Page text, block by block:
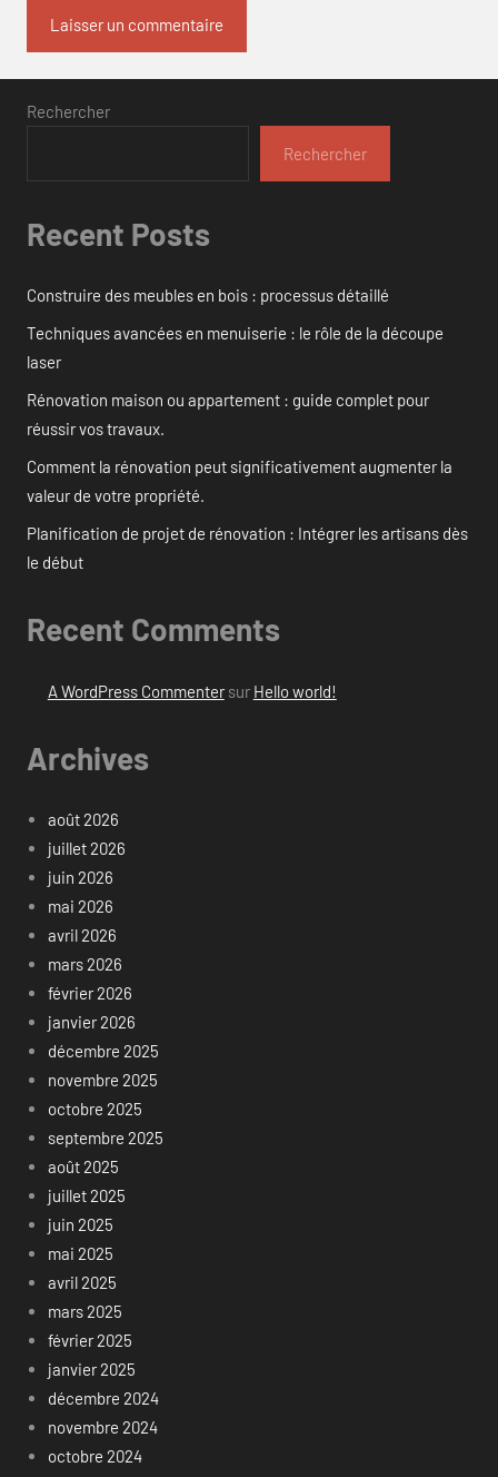
Rechercher
Rechercher
Recent Posts
Construire des meubles en bois : processus détaillé
Techniques avancées en menuiserie : le rôle de la découpe
laser
Rénovation maison ou appartement : guide complet pour
réussir vos travaux.
Comment la rénovation peut significativement augmenter la
valeur de votre propriété.
Planification de projet de rénovation : Intégrer les artisans dès
le début
Recent Comments
A WordPress Commentersur Hello world!
Archives
août 2026
juillet 2026
juin 2026
mai 2026
avril 2026
mars 2026
février 2026
janvier 2026
décembre 2025
novembre 2025
octobre 2025
septembre 2025
août 2025
juillet 2025
juin 2025
mai 2025
avril 2025
mars 2025
février 2025
janvier 2025
décembre 2024
novembre 2024
octobre 2024